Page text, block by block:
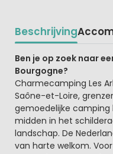
Beschrijving
Beschrijving
Ben je op zoek naar
Bourgogne?
Charmecamping Les
Saône-et-Loire,
gemoedelijke
midden in het
landschap. De
van harte welkom.